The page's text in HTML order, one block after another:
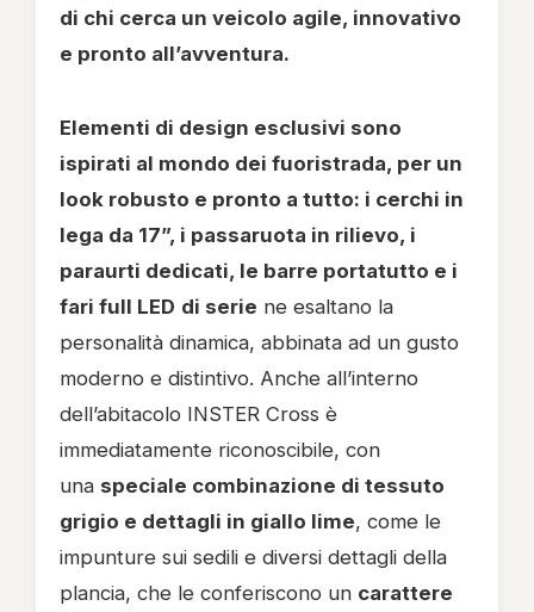
di chi cerca un veicolo agile, innovativo
e pronto all’avventura.
Elementi di design esclusivi sono
ispirati al mondo dei fuoristrada, per un
look robusto e pronto a tutto: i cerchi in
lega da 17”, i passaruota in rilievo, i
paraurti dedicati, le barre portatutto e i
fari full LED di serie ne esaltano la
personalità dinamica, abbinata ad un gusto
moderno e distintivo. Anche all’interno
dell’abitacolo INSTER Cross è
immediatamente riconoscibile, con
una speciale combinazione di tessuto
grigio e dettagli in giallo lime, come le
impunture sui sedili e diversi dettagli della
plancia, che le conferiscono un carattere